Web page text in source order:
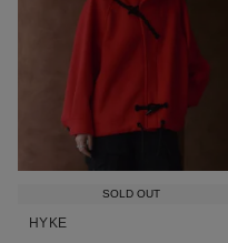
SOLD OUT
HYKE